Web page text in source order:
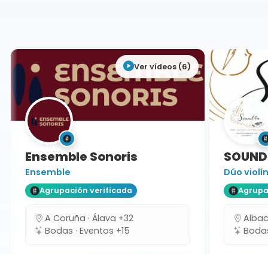
Ver vídeos (6)
Ensemble Sonoris
Ensemble
Agrupación verificada
A Coruña · Álava +32
Bodas · Eventos +15
Dúo violín
Bodas